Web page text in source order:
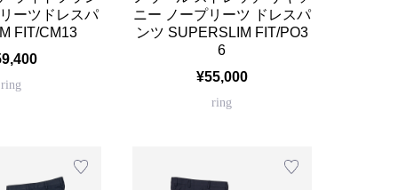
ーツドレスパ
FIT/CM13
ring
ニー ノープリーツ ドレスパ
ンツ SUPERSLIM FIT/PO3
6
¥55,000
ring